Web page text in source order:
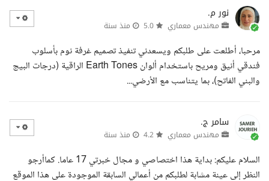
نور م.
مهندس معماري منذ سنة
مرحبا، أطلعت على طلبكم ويسعدني تنفيذ تصميم غرفة نوم بأسلوب
فندقي أنيق ومريح باستخدام ألوان Earth Tones الراقية (درجات البيج
والبني الفاتح)، بما يتناسب مع الأرضي...
سامر ج.
مهندس معماري منذ سنة
السلام عليكم: بداية هذا اختصاصي و مجال خبرتي 17 عاما. كماأرجو
النظر إلى عينة مشابة لطلبكم من أعمالي السابقة الموجودة على هذا الموقع